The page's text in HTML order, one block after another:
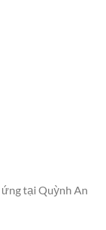
tại Quỳnh An